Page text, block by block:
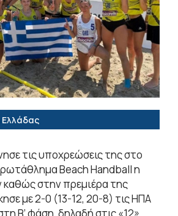
Ελλάδας
τις υποχρεώσεις της στο
Beach Handball η
καθώς στην πρεμιέρα της
με 2-0 (13-12, 20-8) τις ΗΠΑ
Β’ φάση, δηλαδή στις «12»